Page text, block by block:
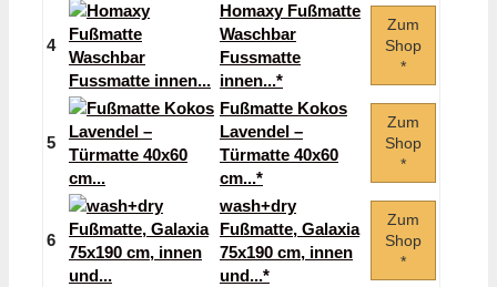
4
Homaxy Fußmatte
Waschbar
Fussmatte
innen...*
Zum
Shop
*
5
Fußmatte Kokos
Lavendel –
Türmatte 40x60
cm...*
Zum
Shop
*
6
wash+dry
Fußmatte, Galaxia
75x190 cm, innen
und...*
Zum
Shop
*